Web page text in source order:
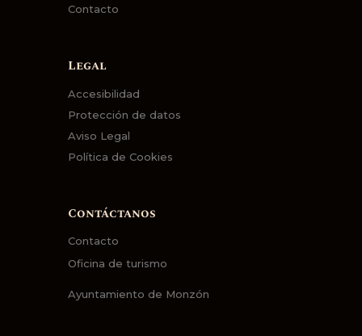
Contacto
Legal
Accesibilidad
Protección de datos
Aviso Legal
Política de Cookies
Contáctanos
Contacto
Oficina de turismo
Ayuntamiento de Monzón